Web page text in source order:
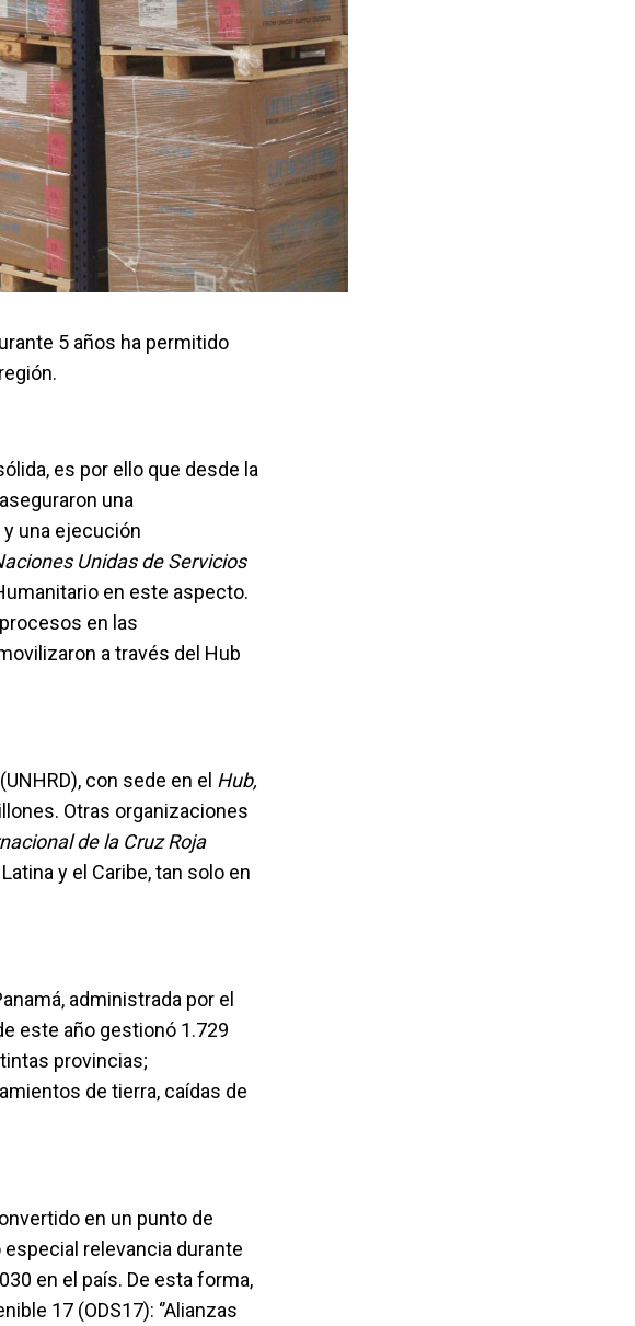
5 años ha permitido
es por ello que desde la
una
una ejecución
Unidas de Servicios
en este aspecto.
en las
a través del Hub
(UNHRD), con sede en el Hub,
Otras organizaciones
de la Cruz Roja
y el Caribe, tan solo en
administrada por el
este año gestionó 1.729
provincias;
de tierra, caídas de
en un punto de
relevancia durante
en el país. De esta forma,
17 (ODS17): ‘’Alianzas